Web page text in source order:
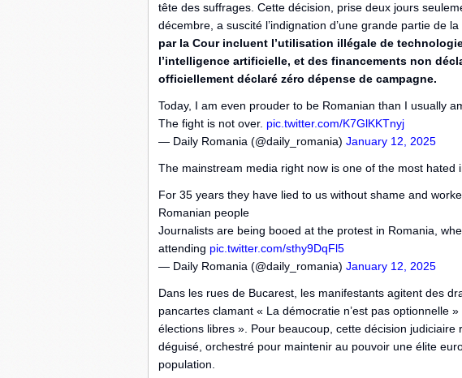
tête des suffrages. Cette décision, prise deux jours
décembre, a suscité l’indignation d’une grande partie de la
par la Cour incluent l’utilisation illégale de
l’intelligence artificielle, et des financements non
officiellement déclaré zéro dépense de campagne.
Today, I am even prouder to be Romanian than I usually
The fight is not over. pic.twitter.com/K7GlKKTnyj
— Daily Romania (@daily_romania) January 12, 2025
The mainstream media right now is one of the most hated
For 35 years they have lied to us without shame and
Romanian people
Journalists are being booed at the protest in Romania,
attending pic.twitter.com/sthy9DqFl5
— Daily Romania (@daily_romania) January 12, 2025
Dans les rues de Bucarest, les manifestants agitent des
pancartes clamant « La démocratie n’est pas optionnelle
élections libres ». Pour beaucoup, cette décision judiciaire
déguisé, orchestré pour maintenir au pouvoir une élite
population.